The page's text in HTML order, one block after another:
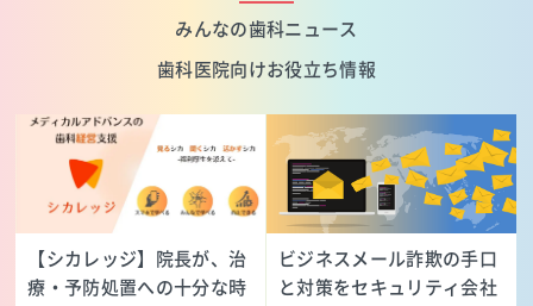
みんなの歯科ニュース
歯科医院向けお役立ち情報
【シカレッジ】院長が、治
療・予防処置への十分な時
ビジネスメール詐欺の手口
と対策をセキュリティ会社